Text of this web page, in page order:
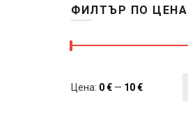
ФИЛТЪР ПО ЦЕНА
Минимална
Максимална
Цена: 0 € — 10 €